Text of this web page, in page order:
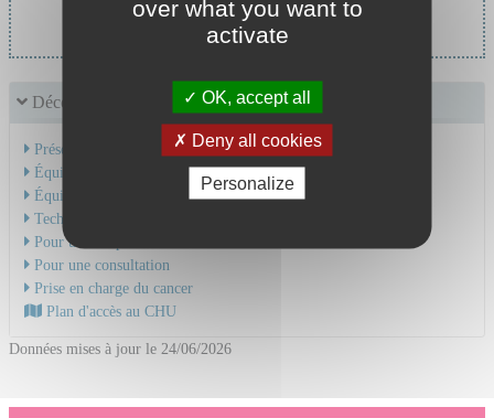
Pr THOMAS Thierry
Découvrir le service
Présentation de l'activité
Équipe Médicale
Équipe Soignante
Technique et soins
Pour une hospitalisation
Pour une consultation
Prise en charge du cancer
Plan d'accès au CHU
Données mises à jour le 24/06/2026
over what you want to
activate
OK, accept all
Deny all cookies
Personalize